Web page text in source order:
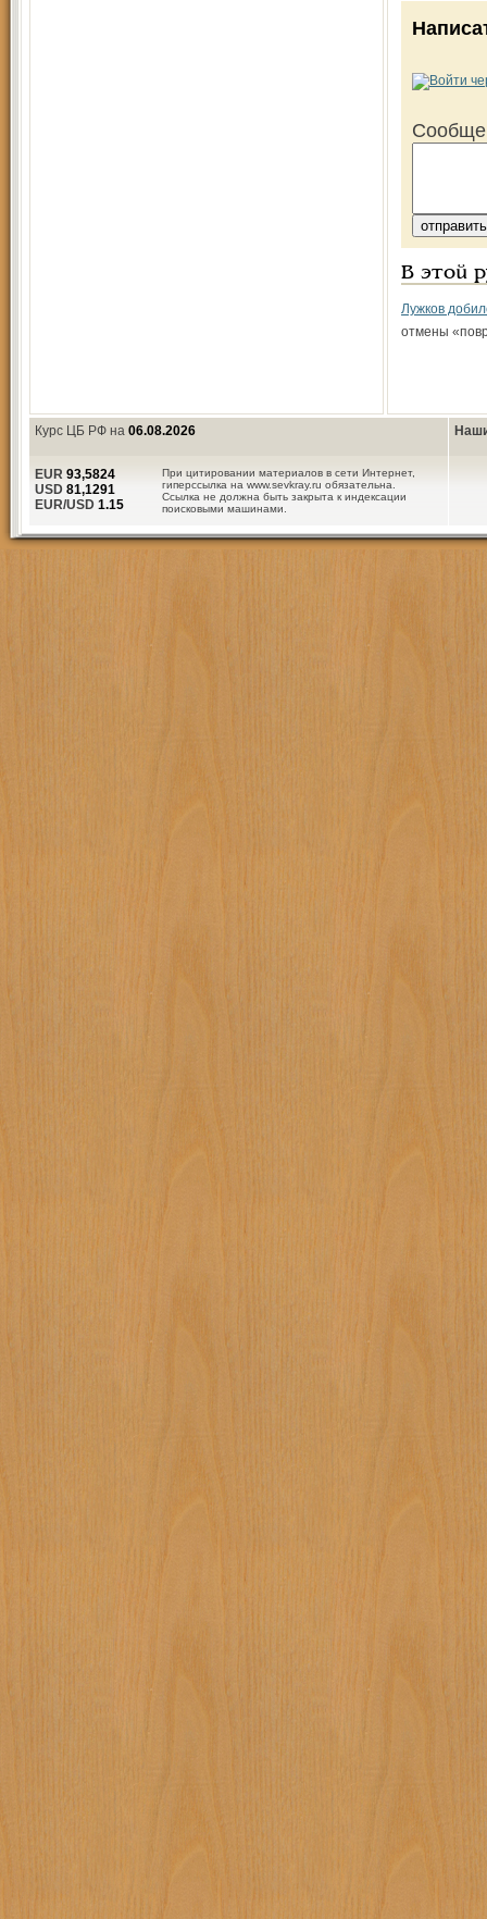
В этой
Лужков
отмены
Курс ЦБ РФ на 06.08.2026
При цитировании материалов в сети Интернет,
гиперссылка на www.sevkray.ru обязательна.
Ссылка не должна быть закрыта к индексации
поисковыми машинами.
EUR 93,5824
USD 81,1291
EUR/USD 1.15